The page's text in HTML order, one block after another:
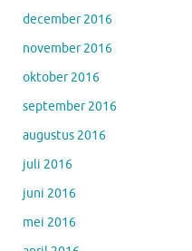
december 2016
november 2016
oktober 2016
september 2016
augustus 2016
juli 2016
juni 2016
mei 2016